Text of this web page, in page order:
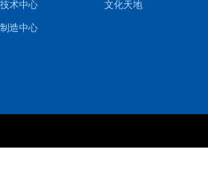
技术中心
制造中心
文化天地